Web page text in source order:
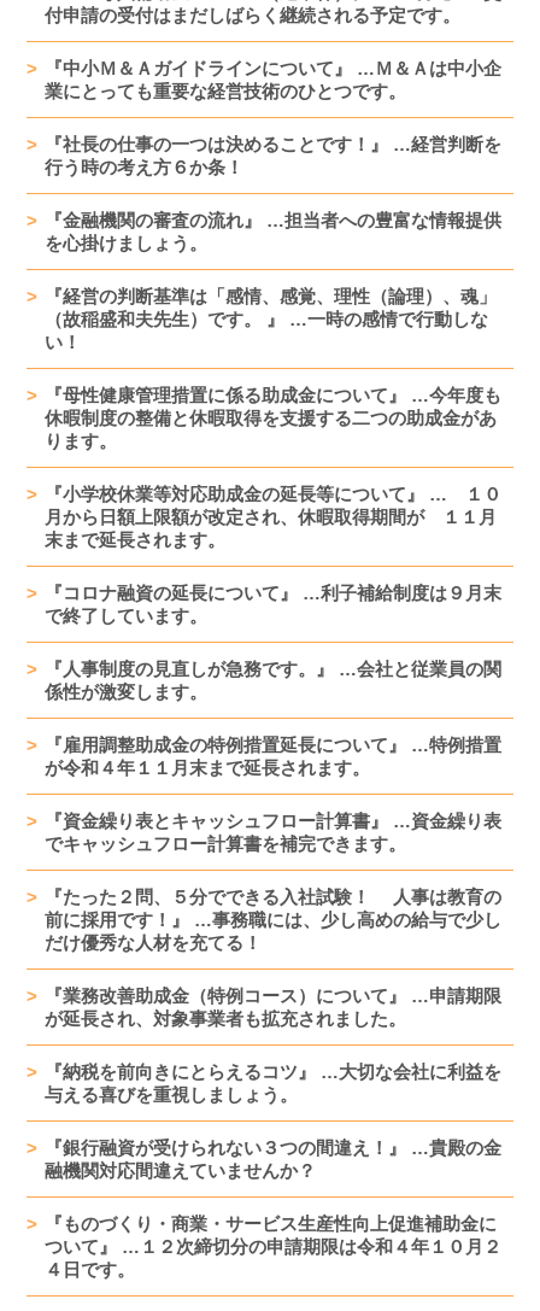
付申請の受付はまだしばらく継続される予定です。
『中小Ｍ＆Ａガイドラインについて』 …Ｍ＆Ａは中小企
業にとっても重要な経営技術のひとつです。
『社長の仕事の一つは決めることです！』 …経営判断を
行う時の考え方６か条！
『金融機関の審査の流れ』 …担当者への豊富な情報提供
を心掛けましょう。
『経営の判断基準は「感情、感覚、理性（論理）、魂」
（故稲盛和夫先生）です。 』 …一時の感情で行動しな
い！
『母性健康管理措置に係る助成金について』 …今年度も
休暇制度の整備と休暇取得を支援する二つの助成金があ
ります。
『小学校休業等対応助成金の延長等について』 … １０
月から日額上限額が改定され、休暇取得期間が １１月
末まで延長されます。
『コロナ融資の延長について』 …利子補給制度は９月末
で終了しています。
『人事制度の見直しが急務です。』 …会社と従業員の関
係性が激変します。
『雇用調整助成金の特例措置延長について』 …特例措置
が令和４年１１月末まで延長されます。
『資金繰り表とキャッシュフロー計算書』 …資金繰り表
でキャッシュフロー計算書を補完できます。
『たった２問、５分でできる入社試験！ 人事は教育の
前に採用です！』 …事務職には、少し高めの給与で少し
だけ優秀な人材を充てる！
『業務改善助成金（特例コース）について』 …申請期限
が延長され、対象事業者も拡充されました。
『納税を前向きにとらえるコツ』 …大切な会社に利益を
与える喜びを重視しましょう。
『銀行融資が受けられない３つの間違え！』 …貴殿の金
融機関対応間違えていませんか？
『ものづくり・商業・サービス生産性向上促進補助金に
ついて』 …１２次締切分の申請期限は令和４年１０月２
４日です。